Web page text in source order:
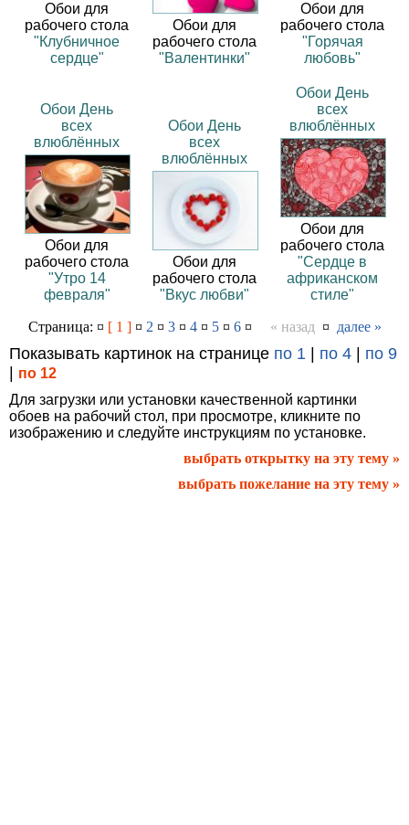
Обои для
рабочего стола
"Клубничное
сердце"
Обои для
рабочего стола
"Валентинки"
Обои для
рабочего стола
"Горячая
любовь"
Обои День
всех
влюблённых
Обои для
рабочего стола
"Утро 14
февраля"
Обои День
всех
влюблённых
Обои для
рабочего стола
"Вкус любви"
Обои День
всех
влюблённых
Обои для
рабочего стола
"Сердце в
африканском
стиле"
Страница: ¤ [ 1 ]¤ 2 ¤ 3¤ 4¤ 5¤ 6¤ « назад ¤ далее »
Показывать картинок на странице по 1 по 4
по 9
по 12
Для загрузки или установки качественной картинки
обоев на рабочий стол, при просмотре, кликните по
изображению и следуйте инструкциям по установке.
выбрать открытку на эту тему »
выбрать пожелание на эту тему »